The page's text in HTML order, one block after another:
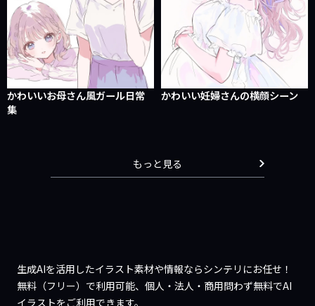
かわいいお母さん風ガール日常
集
かわいい妊婦さんの横顔シーン
もっと見る
生成AIを活用したイラスト素材や情報ならシンテリにお任せ！
無料（フリー）で利用可能、個人・法人・商用問わず無料でAI
イラストをご利用できます。